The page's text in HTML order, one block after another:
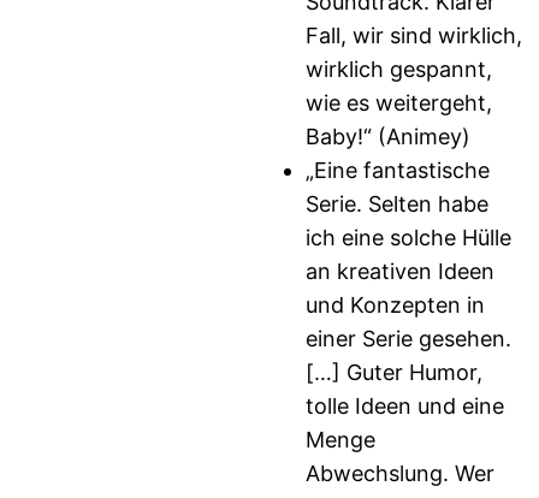
Fall, wir sind wirklich,
wirklich gespannt,
wie es weitergeht,
Baby!“ (Animey)
„Eine fantastische
Serie. Selten habe
ich eine solche Hülle
an kreativen Ideen
und Konzepten in
einer Serie gesehen.
[…] Guter Humor,
tolle Ideen und eine
Menge
Abwechslung. Wer